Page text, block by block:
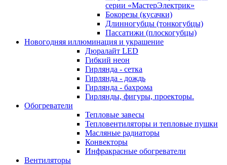
серии «МастерЭлектрик»
Бокорезы (кусачки)
Длинногубцы (тонкогубцы)
Пассатижи (плоскогубцы)
Новогодняя иллюминация и украшение
Дюралайт LED
Гибкий неон
Гирлянда - сетка
Гирлянда - дождь
Гирлянда - бахрома
Гирлянды, фигуры, проекторы.
Обогреватели
Тепловые завесы
Тепловентиляторы и тепловые пушки
Масляные радиаторы
Конвекторы
Инфракрасные обогреватели
Вентиляторы